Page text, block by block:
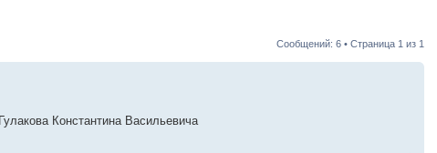
Сообщений: 6 • Страница 1 из 1
Константина Васильевича